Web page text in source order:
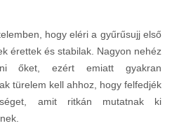
hogy eléri a gyűrűsujj első
érettek és stabilak. Nagyon nehéz
őket, ezért emiatt gyakran
türelem kell ahhoz, hogy felfedjék
amit ritkán mutatnak ki